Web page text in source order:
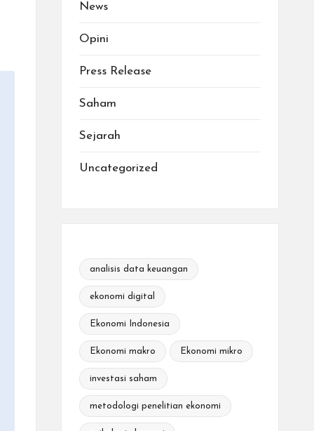
News
Opini
Press Release
Saham
Sejarah
Uncategorized
analisis data keuangan
ekonomi digital
Ekonomi Indonesia
Ekonomi makro Ekonomi mikro
investasi saham
metodologi penelitian ekonomi